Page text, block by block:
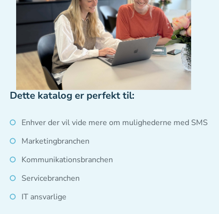
Dette katalog er perfekt til:
Enhver der vil vide mere om mulighederne med SMS
Marketingbranchen
Kommunikationsbranchen
Servicebranchen
IT ansvarlige